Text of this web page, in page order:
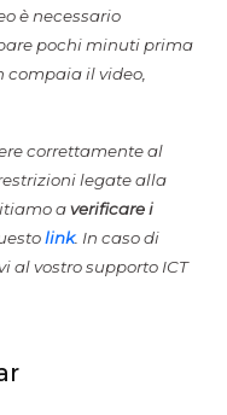
è necessario
pochi minuti prima
compaia il video,
correttamente al
legate alla
averificare i
link. In caso di
al vostro supporto ICT